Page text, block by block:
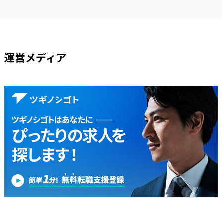
運営メディア